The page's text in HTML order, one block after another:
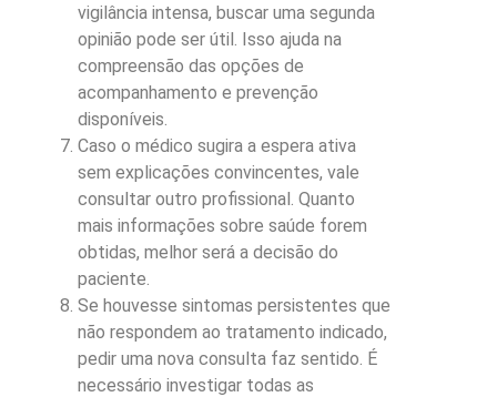
vigilância intensa, buscar uma segunda
opinião pode ser útil. Isso ajuda na
compreensão das opções de
acompanhamento e prevenção
disponíveis.
Caso o médico sugira a espera ativa
sem explicações convincentes, vale
consultar outro profissional. Quanto
mais informações sobre saúde forem
obtidas, melhor será a decisão do
paciente.
Se houvesse sintomas persistentes que
não respondem ao tratamento indicado,
pedir uma nova consulta faz sentido. É
necessário investigar todas as